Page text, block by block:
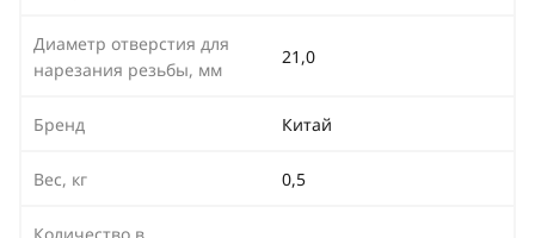
Диаметр отверстия для
нарезания резьбы, мм
21,0
Бренд Китай
Вес, кг 0,5